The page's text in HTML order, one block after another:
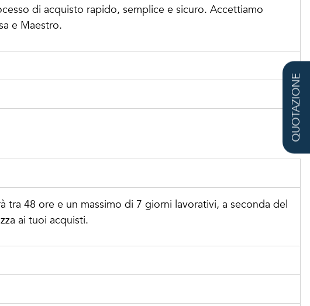
di acquisto rapido, semplice e sicuro. Accettiamo
e Maestro.
48 ore e un massimo di 7 giorni lavorativi, a seconda del
ai tuoi acquisti.
QUOTAZIONE